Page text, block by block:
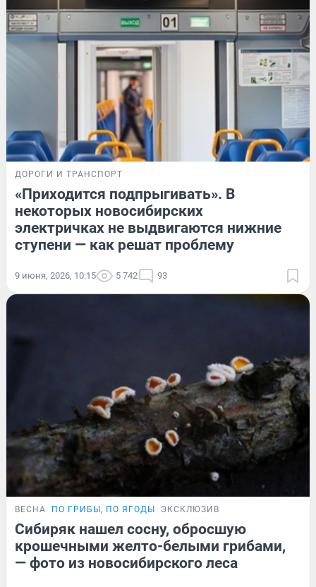
ДОРОГИ И ТРАНСПОРТ
«Приходится подпрыгивать». В
некоторых новосибирских
электричках не выдвигаются нижние
ступени — как решат проблему
9 июня, 2026, 10:15 5 742 93
ВЕСНА ПО ГРИБЫ, ПО ЯГОДЫ ЭКСКЛЮЗИВ
Сибиряк нашел сосну, обросшую
крошечными желто-белыми грибами,
— фото из новосибирского леса